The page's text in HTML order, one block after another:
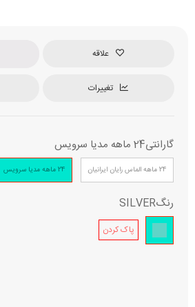
علاقه
تغییرات
گارانتی24 ماهه مدیا سرویس
24 ماهه الماس رایان ایرانیان 24 ماهه مدیا سرویس
رنگSILVER
پاک کردن